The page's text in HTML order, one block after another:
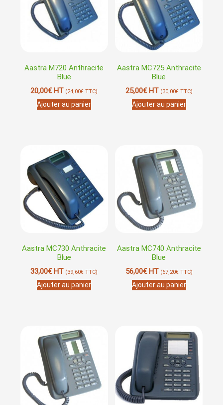
Aastra M720 Anthracite
Blue
20,00€HT (24,00€ TTC)
Ajouter au panier
Aastra MC725 Anthracite
Blue
25,00€HT (30,00€TTC)
Ajouter au panier
Aastra MC730 Anthracite
Blue
33,00€HT (39,60€ TTC)
Ajouter au panier
Aastra MC740 Anthracite
Blue
56,00€HT (67,20€TTC)
Ajouter au panier